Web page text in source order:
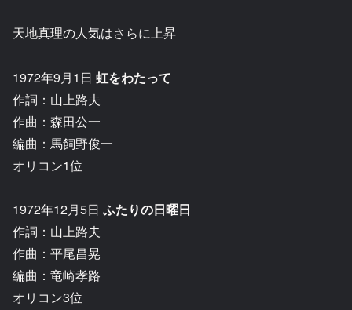
天地真理の人気はさらに上昇
1972年9月1日 虹をわたって
作詞：山上路夫
作曲：森田公一
編曲：馬飼野俊一
オリコン1位
1972年12月5日 ふたりの日曜日
作詞：山上路夫
作曲：平尾昌晃
編曲：竜崎孝路
オリコン3位